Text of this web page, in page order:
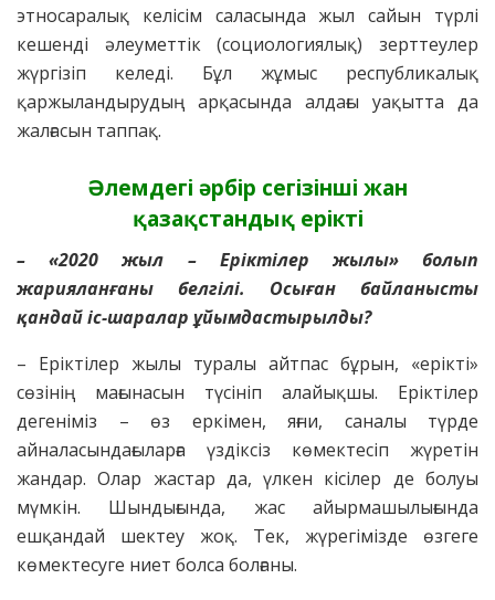
этносаралық келісім саласында жыл сайын түрлі
кешенді әлеуметтік (социологиялық) зерттеулер
жүргізіп келеді. Бұл жұмыс республикалық
қаржыландырудың арқасында алдағы уақытта да
жалғасын таппақ.
Әлемдегі әрбір сегізінші жан
қазақстандық ерікті
– «2020 жыл – Еріктілер жылы» болып
жарияланғаны белгілі. Осыған байланысты
қандай іс-шаралар ұйымдастырылды?
– Еріктілер жылы туралы айтпас бұрын, «ерікті»
сөзінің мағынасын түсініп алайықшы. Еріктілер
дегеніміз – өз еркімен, яғни, саналы түрде
айналасындағыларға үздіксіз көмектесіп жүретін
жандар. Олар жастар да, үлкен кісілер де болуы
мүмкін. Шындығында, жас айырмашылығында
ешқандай шектеу жоқ. Тек, жүрегімізде өзгеге
көмектесуге ниет болса болғаны.